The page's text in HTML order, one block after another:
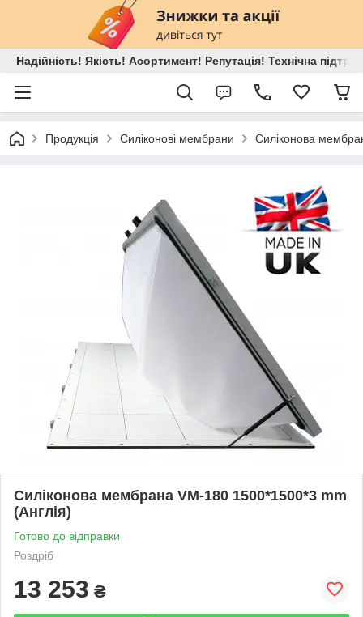
Надійність! Якість! Асортимент! Репутація! Технічна
Продукція Силіконові мембрани Силіконова
Силіконова мембрана VM-180 1500*1500*3 mm
(Англія)
Готово до відправки
Роздріб
13 253 ₴